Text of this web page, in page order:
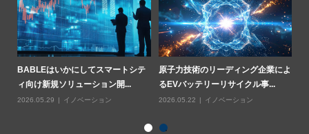
BABLEはいかにしてスマートシテ
ィ向け新規ソリューション開...
2026.05.29 イノベーション
原子力技術のリーディング企業によ
るEVバッテリーリサイクル事...
2026.05.22 イノベーション